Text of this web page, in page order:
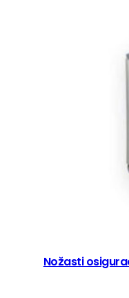
Nožasti